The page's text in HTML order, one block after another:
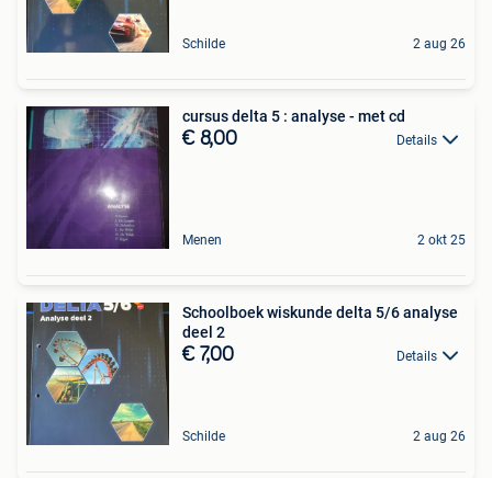
Schilde 2 aug 26
cursus delta 5 : analyse - met cd
€ 8,00 Details
Menen 2 okt 25
Schoolboek wiskunde delta 5/6 analyse
deel 2
€ 7,00 Details
Schilde 2 aug 26